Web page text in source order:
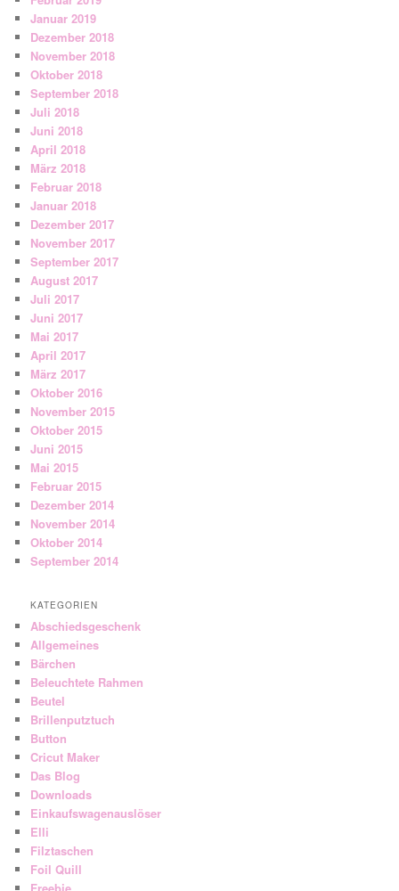
Januar 2019
Dezember 2018
November 2018
Oktober 2018
September 2018
Juli 2018
Juni 2018
April 2018
März 2018
Februar 2018
Januar 2018
Dezember 2017
November 2017
September 2017
August 2017
Juli 2017
Juni 2017
Mai 2017
April 2017
März 2017
Oktober 2016
November 2015
Oktober 2015
Juni 2015
Mai 2015
Februar 2015
Dezember 2014
November 2014
Oktober 2014
September 2014
KATEGORIEN
Abschiedsgeschenk
Allgemeines
Bärchen
Beleuchtete Rahmen
Beutel
Brillenputztuch
Button
Cricut Maker
Das Blog
Downloads
Einkaufswagenauslöser
Elli
Filztaschen
Foil Quill